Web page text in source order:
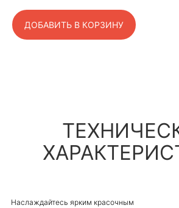
ДОБАВИТЬ В КОРЗИНУ
Наслаждайтесь ярким красочным